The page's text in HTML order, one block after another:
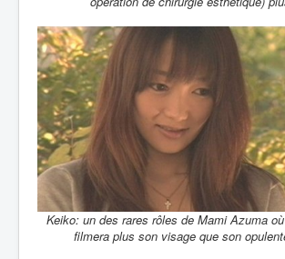
Keiko: un des rares rôles de Mami Azuma
filmera plus son visage que son